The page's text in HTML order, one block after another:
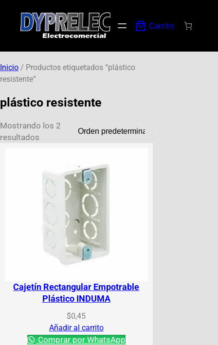
Carrito
Inicio / Productos etiquetados “plástico
resistente”
plástico resistente
Mostrando los 2
resultados
Cajetín Rectangular Empotrable
Plástico INDUMA
$0,45
Añadir al carrito
Comprar por WhatsApp